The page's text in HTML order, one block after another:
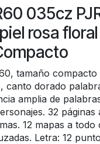
035cz
rosa floral
tamaño compacto
canto dorado
amplia de
32
12 mapas a todo
Letra: 12